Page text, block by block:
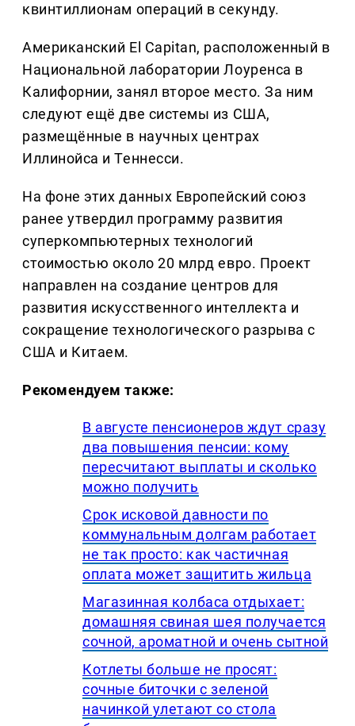
квинтиллионам операций в секунду.
Американский El Capitan, расположенный в
Национальной лаборатории Лоуренса в
Калифорнии, занял второе место. За ним
следуют ещё две системы из США,
размещённые в научных центрах
Иллинойса и Теннесси.
На фоне этих данных Европейский союз
ранее утвердил программу развития
суперкомпьютерных технологий
стоимостью около 20 млрд евро. Проект
направлен на создание центров для
развития искусственного интеллекта и
сокращение технологического разрыва с
США и Китаем.
Рекомендуем также:
В августе пенсионеров ждут сразу
два повышения пенсии: кому
пересчитают выплаты и сколько
можно получить
Срок исковой давности по
коммунальным долгам работает
не так просто: как частичная
оплата может защитить жильца
Магазинная колбаса отдыхает:
домашняя свиная шея получается
сочной, ароматной и очень сытной
Котлеты больше не просят:
сочные биточки с зеленой
начинкой улетают со стола